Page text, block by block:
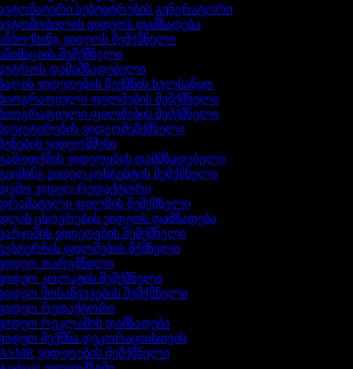
სუბტიტრების გენერატორი
ვიდეოს დამზადება
ვიდეოს შემქმნელი
შემქმნელი
დამამზადებელი
ვიდეოების შექმნის ხელსაწყო
ფილმების შემქმნელი
ფილმების შემქმნელი
ვიდეოშემქმნელი
ვიდეომშენი
ვიდეოების დამმზადებელი
ვიდეოკონტენტის შემქმნელი
ვიდეო რედაქტორი
ფილმის შემქმნელი
ცხოვრების ვიდეოს დამზადება
ვიდეოების შემქმნელი
ფილმების მქმნელი
თარგმნილი
კოლაჟის შემქმნელი
მოსაწვევების შემქმნელი
რედაქტორი
რეკლამის დამზადება
შექმნა დეკორაციისთვის
ვიდეოების შემქმნელი